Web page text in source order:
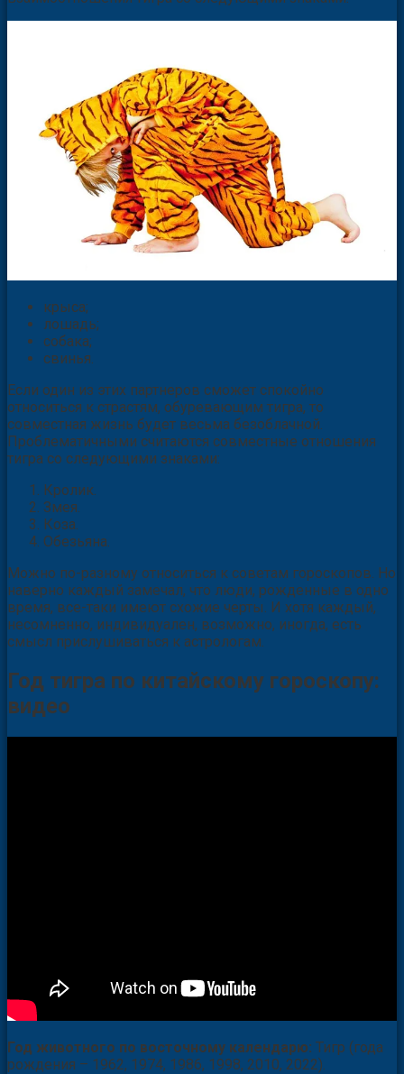
крыса;
лошадь;
собака;
свинья.
Если один из этих партнеров сможет спокойно
относиться к страстям, обуревающим тигра, то
совместная жизнь будет весьма безоблачной.
Проблематичными считаются совместные отношения
тигра со следующими знаками:
Кролик.
Змея.
Коза.
Обезьяна.
Можно по-разному относиться к советам гороскопов. Но
наверно каждый замечал, что люди, рожденные в одно
время, все-таки имеют схожие черты. И хотя каждый,
несомненно, индивидуален, возможно, иногда, есть
смысл прислушиваться к астрологам.
Год тигра по китайскому гороскопу:
видео
Год животного по восточному календарю: Тигр (года
рождения – 1962, 1974, 1986, 1998, 2010, 2022).